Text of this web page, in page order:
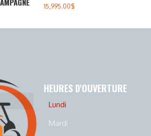
15,995.00$
HEURES D'OUVERTURE
Lundi
Mardi